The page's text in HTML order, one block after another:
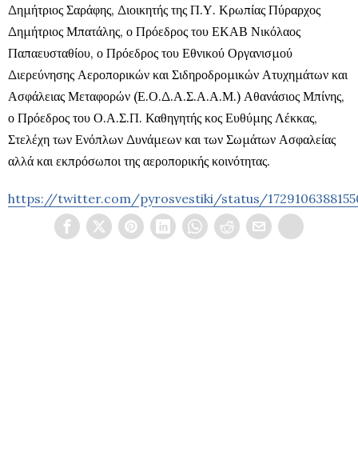
Δημήτριος Σαράφης, Διοικητής της Π.Υ. Κρωπίας Πύραρχος
Δημήτριος Μπατάλης, ο Πρόεδρος του ΕΚΑΒ Νικόλαος
Παπαευσταθίου, ο Πρόεδρος του Εθνικού Οργανισμού
Διερεύνησης Αεροπορικών και Σιδηροδρομικών Ατυχημάτων και
Ασφάλειας Μεταφορών (Ε.Ο.Δ.Α.Σ.Α.Α.Μ.) Αθανάσιος Μπίνης,
ο Πρόεδρος του Ο.Α.Σ.Π. Καθηγητής κος Ευθύμης Λέκκας,
Στελέχη των Ενόπλων Δυνάμεων και των Σωμάτων Ασφαλείας
αλλά και εκπρόσωποι της αεροπορικής κοινότητας.
https://twitter.com/pyrosvestiki/status/